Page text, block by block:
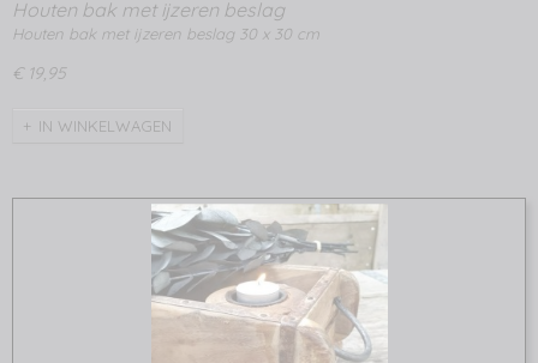
Houten bak met ijzeren beslag
Houten bak met ijzeren beslag 30 x 30 cm
€ 19,95
IN WINKELWAGEN